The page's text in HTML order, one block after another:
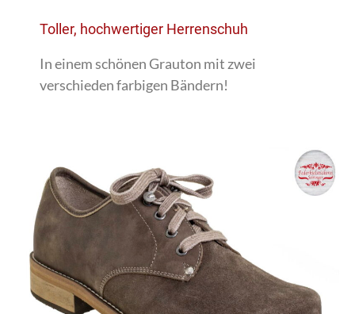
Toller, hochwertiger Herrenschuh
In einem schönen Grauton mit zwei
verschieden farbigen Bändern!